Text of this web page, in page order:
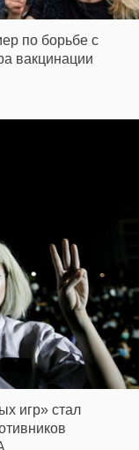
по борьбе с
вакцинации
игр» стал